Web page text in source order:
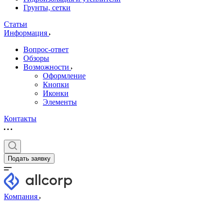
Грунты, сетки
Статьи
Информация
Вопрос-ответ
Обзоры
Возможности
Оформление
Кнопки
Иконки
Элементы
Контакты
Подать заявку
Компания